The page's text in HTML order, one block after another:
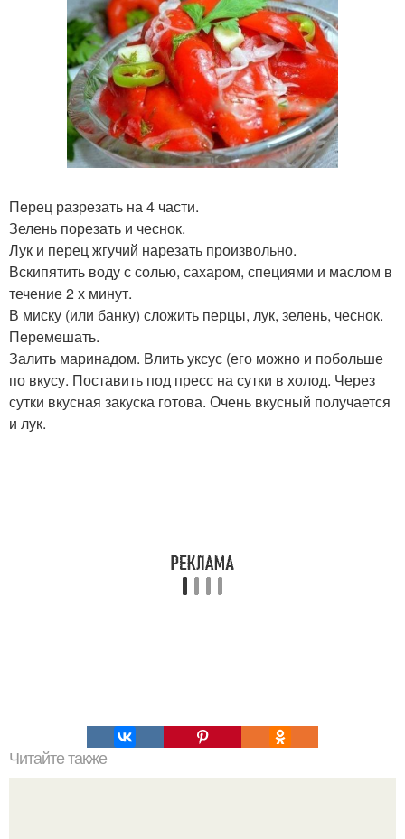
Перец разрезать на 4 части.
Зелень порезать и чеснок.
Лук и перец жгучий нарезать произвольно.
Вскипятить воду с солью, сахаром, специями и маслом в
течение 2 х минут.
В миску (или банку) сложить перцы, лук, зелень, чеснок.
Перемешать.
Залить маринадом. Влить уксус (его можно и побольше
по вкусу. Поставить под пресс на сутки в холод. Через
сутки вкусная закуска готова. Очень вкусный получается
и лук.
Читайте также